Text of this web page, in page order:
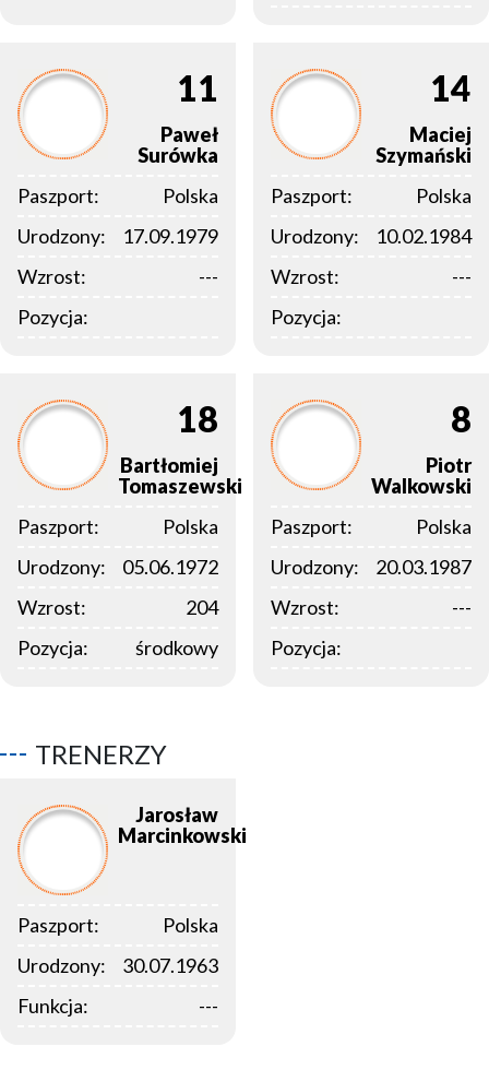
11
Paweł
Surówka
Paszport:
Polska
Urodzony:
17.09.1979
Wzrost:
---
Pozycja:
14
Maciej
Szymański
Paszport:
Polska
Urodzony:
10.02.1984
Wzrost:
---
Pozycja:
18
Bartłomiej
Tomaszewski
Paszport:
Polska
Urodzony:
05.06.1972
Wzrost:
204
Pozycja:
środkowy
8
Piotr
Walkowski
Paszport:
Polska
Urodzony:
20.03.1987
Wzrost:
---
Pozycja:
TRENERZY
Jarosław
Marcinkowski
Paszport:
Polska
Urodzony:
30.07.1963
Funkcja:
---